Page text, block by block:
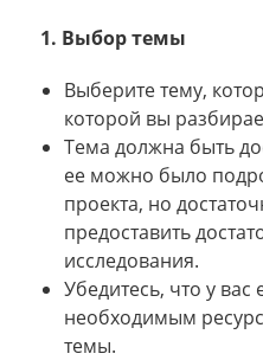
1. Выбор темы
Выберите тему,
которой вы
Тема должна быть
ее можно было
проекта, но
предоставить
исследования.
Убедитесь, что у вас
необходимым
темы.